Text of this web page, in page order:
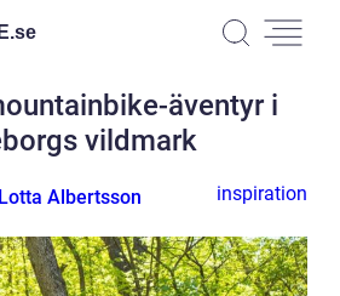
se
äventyr i
vildmark
Lotta Albertsson inspiration